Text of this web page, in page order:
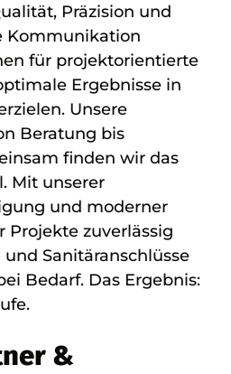
Präzision und
Kommunikation
für projektorientierte
Ergebnisse in
Unsere
Beratung bis
finden wir das
Mit unserer
und moderner
Projekte zuverlässig
Sanitäranschlüsse
Bedarf. Das Ergebnis:
&